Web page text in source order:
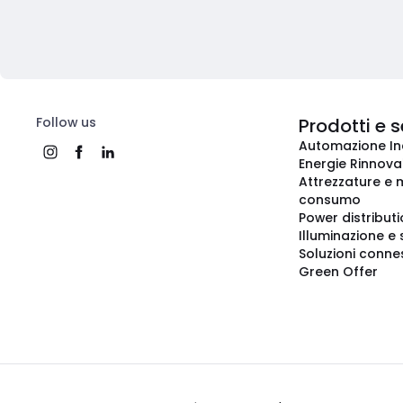
Follow us Prodotti e
Automazione
Energie
Attrezzature e
consumo
Power
Illuminazione
Soluzioni
Green Offer